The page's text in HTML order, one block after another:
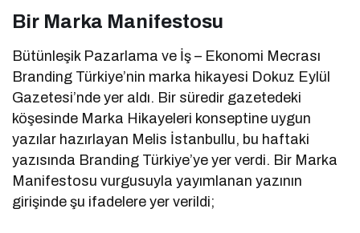
Bir Marka Manifestosu
Bütünleşik Pazarlama ve İş – Ekonomi Mecrası
Branding Türkiye’nin marka hikayesi Dokuz Eylül
Gazetesi’nde yer aldı. Bir süredir gazetedeki
köşesinde Marka Hikayeleri konseptine uygun
yazılar hazırlayan Melis İstanbullu, bu haftaki
yazısında Branding Türkiye’ye yer verdi. Bir Marka
Manifestosu vurgusuyla yayımlanan yazının
girişinde şu ifadelere yer verildi;